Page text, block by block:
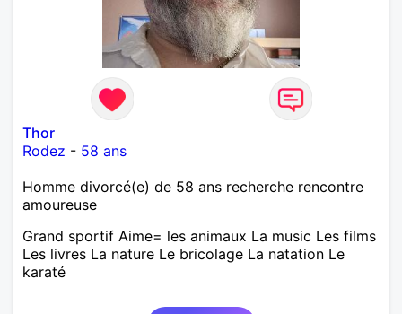
Thor
Rodez - 58 ans
Homme divorcé(e) de 58 ans recherche rencontre
amoureuse
Grand sportif Aime= les animaux La music Les films
Les livres La nature Le bricolage La natation Le
karaté